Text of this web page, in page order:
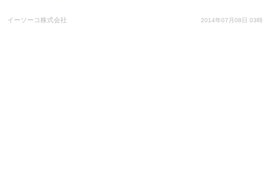
イーソーコ株式会社 2014年07月08日 03時